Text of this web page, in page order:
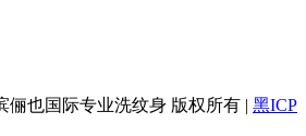
俪也国际专业洗纹身 版权所有 | 黑ICP